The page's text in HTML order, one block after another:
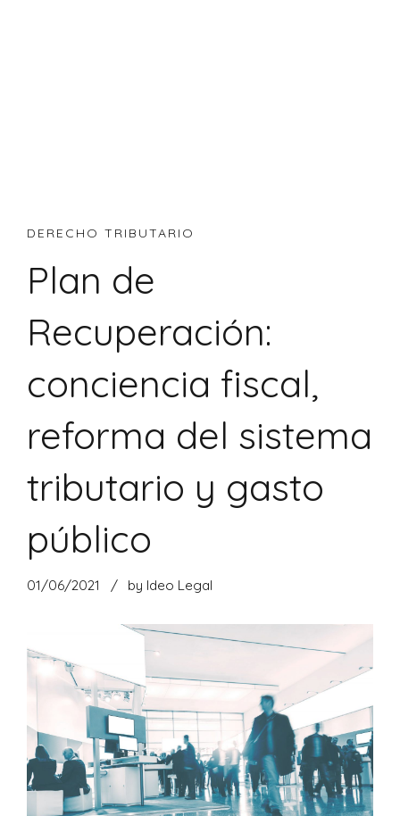
DERECHO TRIBUTARIO
Plan de
Recuperación:
conciencia fiscal,
reforma del sistema
tributario y gasto
público
01/06/2021 by Ideo Legal